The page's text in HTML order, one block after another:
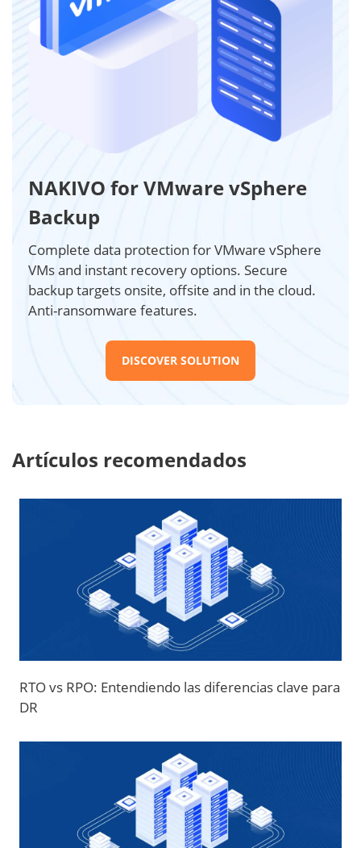
NAKIVO for VMware vSphere
Backup
Complete data protection for VMware vSphere
VMs and instant recovery options. Secure
backup targets onsite, offsite and in the cloud.
Anti-ransomware features.
DISCOVER SOLUTION
Artículos recomendados
RTO vs RPO: Entendiendo las diferencias clave para
DR